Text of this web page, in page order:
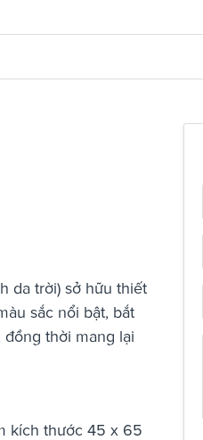
da trời) sở hữu thiết
sắc nổi bật, bắt
thời mang lại
kích thước 45 x 65